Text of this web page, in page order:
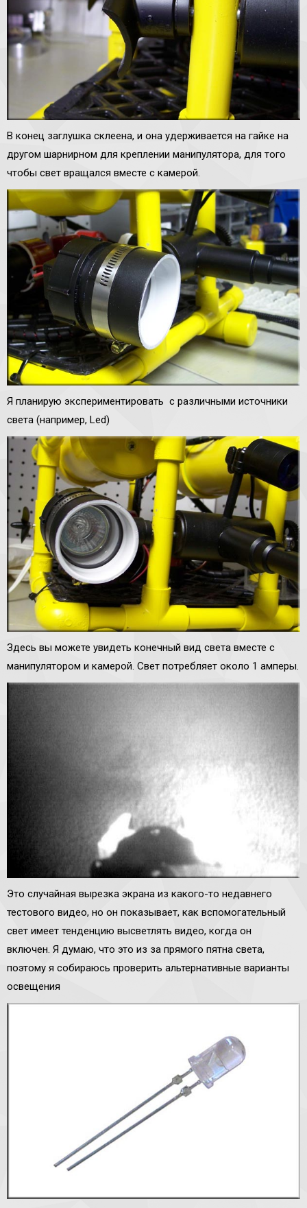
В конец заглушка склеена, и она удерживается на гайке на
другом шарнирном для креплении манипулятора, для того
чтобы свет вращался вместе с камерой.
Я планирую экспериментировать с различными источники
света (например, Led)
Здесь вы можете увидеть конечный вид света вместе с
манипулятором и камерой. Свет потребляет около 1 амперы.
Это случайная вырезка экрана из какого-то недавнего
тестового видео, но он показывает, как вспомогательный
свет имеет тенденцию высветлять видео, когда он
включен. Я думаю, что это из за прямого пятна света,
поэтому я собираюсь проверить альтернативные варианты
освещения